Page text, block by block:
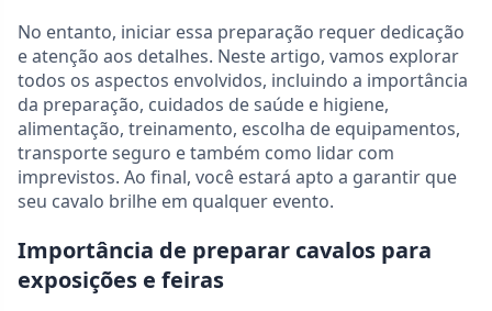
No entanto, iniciar essa preparação requer dedicação
e atenção aos detalhes. Neste artigo, vamos explorar
todos os aspectos envolvidos, incluindo a importância
da preparação, cuidados de saúde e higiene,
alimentação, treinamento, escolha de equipamentos,
transporte seguro e também como lidar com
imprevistos. Ao final, você estará apto a garantir que
seu cavalo brilhe em qualquer evento.
Importância de preparar cavalos para
exposições e feiras